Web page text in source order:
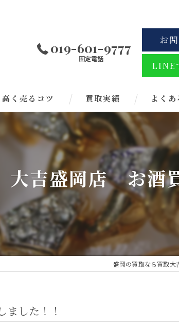
019-601-9777
固定電話
お
LINE
高く売るコツ 買取実績 よくあ
吉盛岡店 お酒
盛岡の買取なら買取大
した！！